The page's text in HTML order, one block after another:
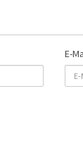
E-